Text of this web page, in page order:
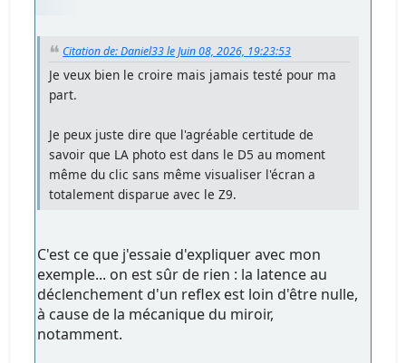
Citation de: Daniel33 le Juin 08, 2026, 19:23:53
Je veux bien le croire mais jamais testé pour ma
part.
Je peux juste dire que l'agréable certitude de
savoir que LA photo est dans le D5 au moment
même du clic sans même visualiser l'écran a
totalement disparue avec le Z9.
C'est ce que j'essaie d'expliquer avec mon
exemple... on est sûr de rien : la latence au
déclenchement d'un reflex est loin d'être nulle,
à cause de la mécanique du miroir,
notamment.